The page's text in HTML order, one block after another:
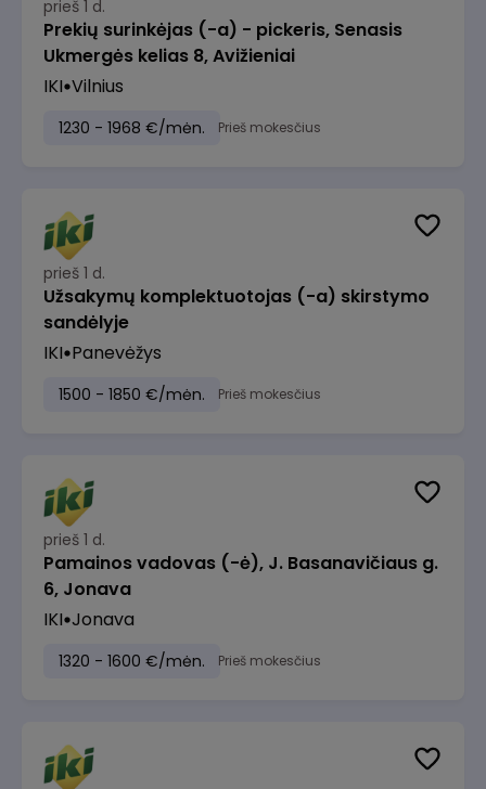
prieš 1 d.
Prekių surinkėjas (-a) - pickeris, Senasis
Ukmergės kelias 8, Avižieniai
IKI Vilnius
1230 - 1968 €/mėn. Prieš mokesčius
prieš 1 d.
Užsakymų komplektuotojas (-a) skirstymo
sandėlyje
IKI Panevėžys
1500 - 1850 €/mėn. Prieš mokesčius
prieš 1 d.
Pamainos vadovas (-ė), J. Basanavičiaus g.
6, Jonava
IKI Jonava
1320 - 1600 €/mėn. Prieš mokesčius